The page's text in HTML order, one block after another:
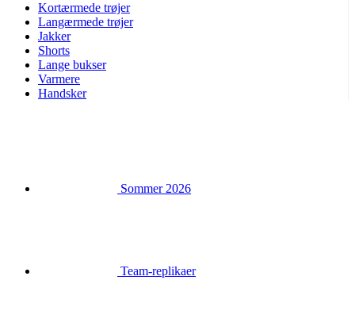
Kortærmede trøjer
Langærmede trøjer
Jakker
Shorts
Lange bukser
Varmere
Handsker